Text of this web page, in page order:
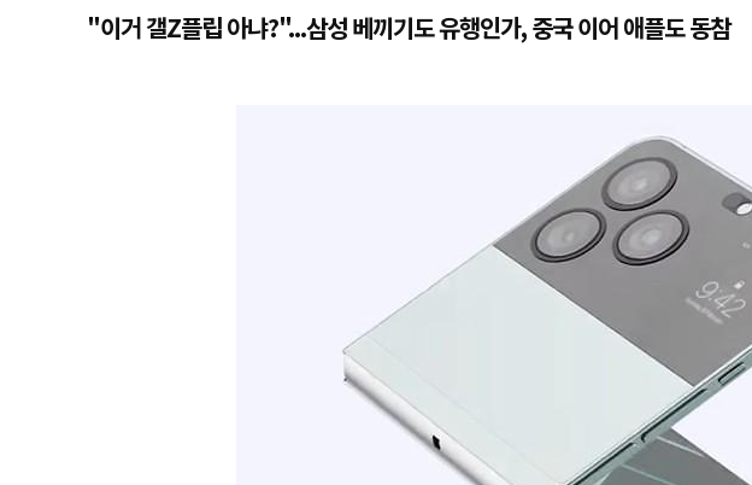
"이거 갤Z플립 아냐?"...삼성 베끼기도 유행인가, 중국 이어 애플도 동참